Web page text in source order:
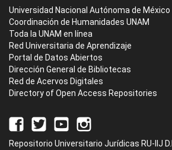
Universidad Nacional Autónoma de México
Coordinación de Humanidades UNAM
Toda la UNAM en línea
Red Universitaria de Aprendizaje
Portal de Datos Abiertos
Dirección General de Bibliotecas
Red de Acervos Digitales
Directory of Open Access Repositories
Repositorio Universitario Jurídicas RU-IIJ